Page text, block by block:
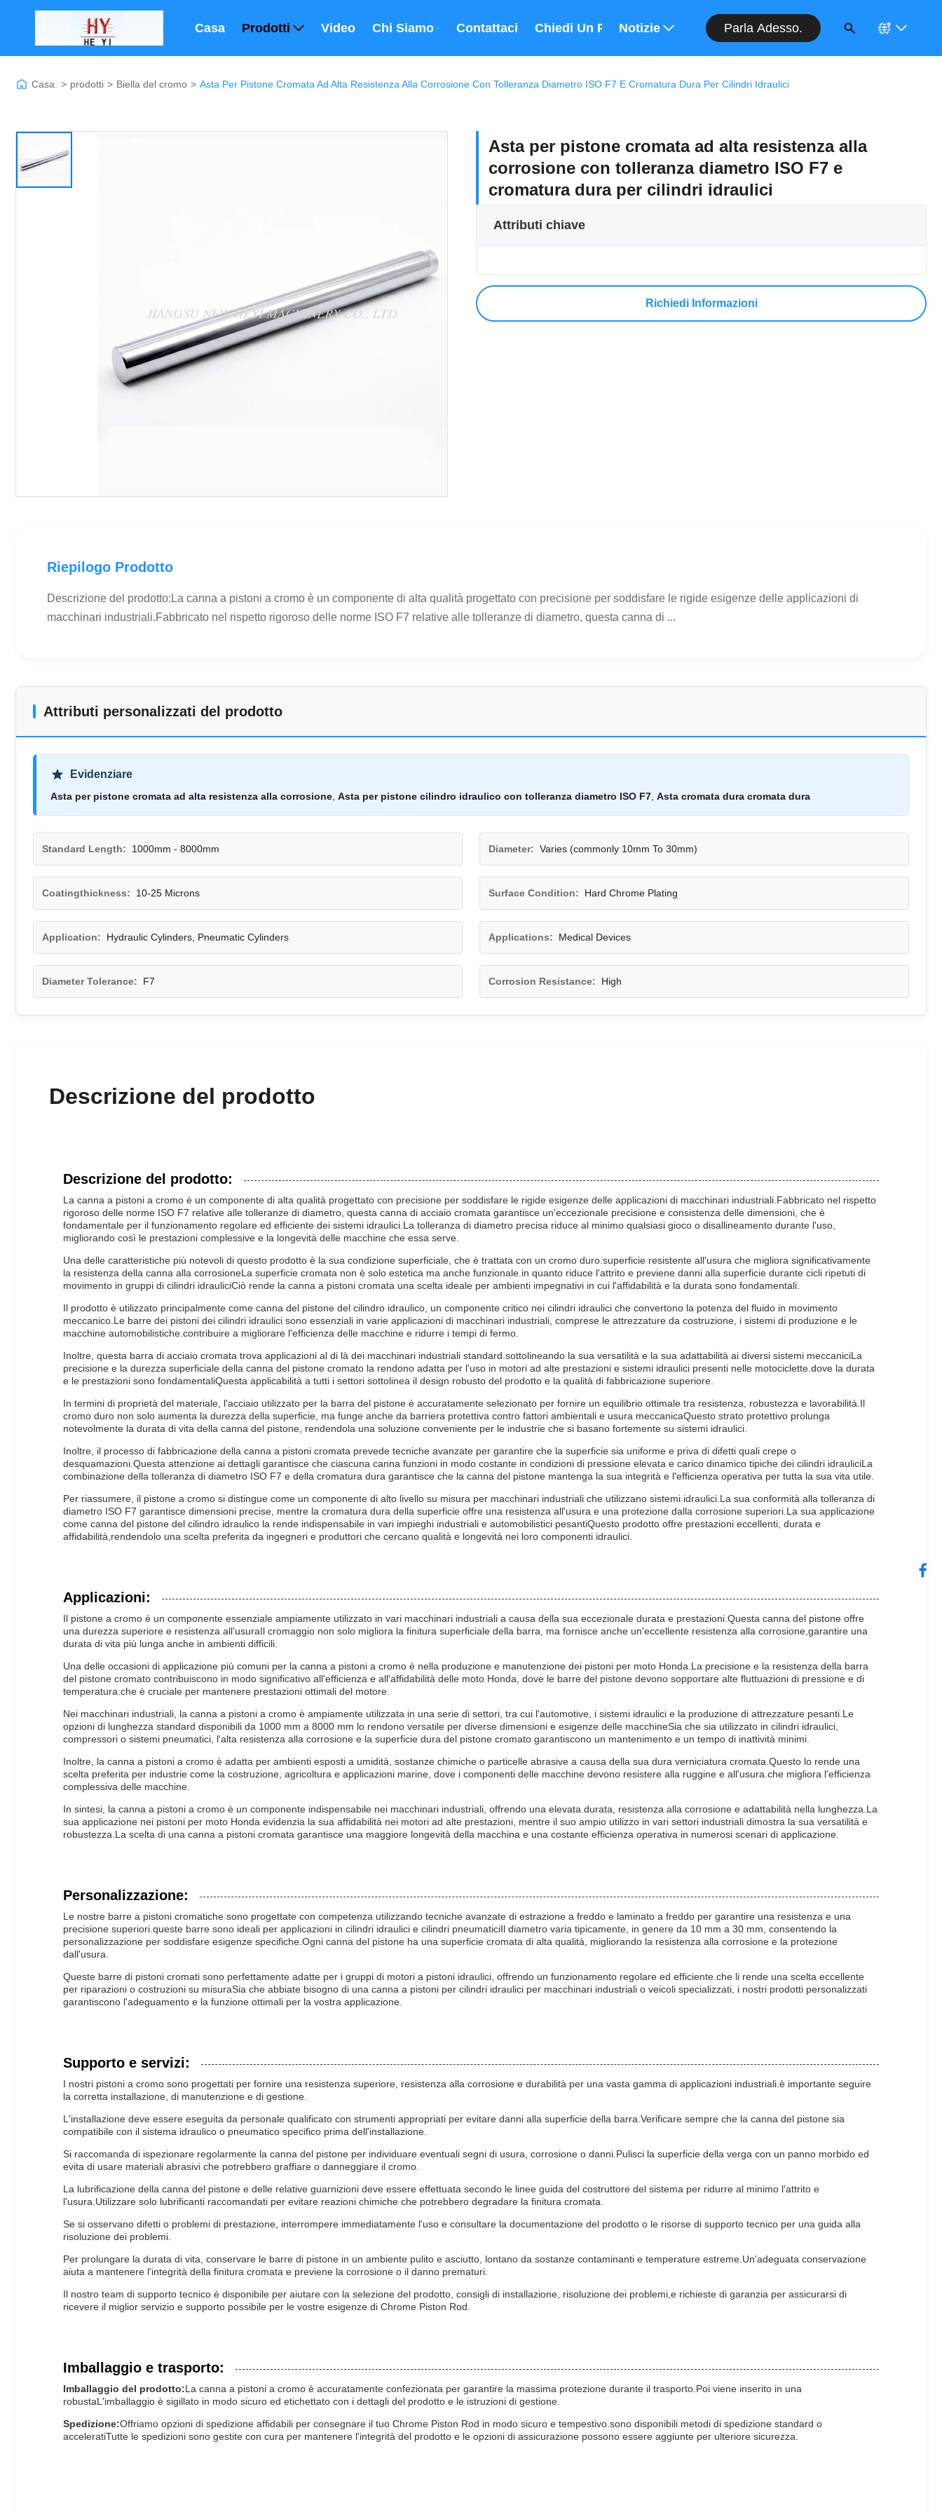
Casa Prodotti Video Chi Siamo Contattaci Chiedi Un Preventivo
Notizie Parla Adesso.
Casa. > prodotti > Biella del cromo > Asta Per Pistone Cromata Ad Alta Resistenza Alla Corrosione Con Tolleranza Diametro ISO F7 E Cromatura Dura Per Cilindri Idraulici
Asta per pistone cromata ad alta resistenza alla
corrosione con tolleranza diametro ISO F7 e
cromatura dura per cilindri idraulici
Attributi chiave
Richiedi Informazioni
Riepilogo Prodotto
Descrizione del prodotto:La canna a pistoni a cromo è un componente di alta qualità progettato con precisione per soddisfare le rigide esigenze delle applicazioni di
macchinari industriali.Fabbricato nel rispetto rigoroso delle norme ISO F7 relative alle tolleranze di diametro, questa canna di ...
Attributi personalizzati del prodotto
Evidenziare
Asta per pistone cromata ad alta resistenza alla corrosione Asta per pistone cilindro idraulico con tolleranza diametro ISO F7 Asta cromata dura cromata dura
Standard Length: 1000mm - 8000mm Diameter: Varies (commonly 10mm To 30mm)
Coatingthickness: 10-25 Microns Surface Condition: Hard Chrome Plating
Application: Hydraulic Cylinders, Pneumatic Cylinders Applications: Medical Devices
Diameter Tolerance: F7 Corrosion Resistance: High
Descrizione del prodotto
Descrizione del prodotto:
La canna a pistoni a cromo è un componente di alta qualità progettato con precisione per soddisfare le rigide esigenze delle applicazioni di macchinari industriali.Fabbricato nel rispetto
rigoroso delle norme ISO F7 relative alle tolleranze di diametro, questa canna di acciaio cromata garantisce un'eccezionale precisione e consistenza delle dimensioni, che è
fondamentale per il funzionamento regolare ed efficiente dei sistemi idraulici.La tolleranza di diametro precisa riduce al minimo qualsiasi gioco o disallineamento durante l'uso,
migliorando così le prestazioni complessive e la longevità delle macchine che essa serve.
Una delle caratteristiche più notevoli di questo prodotto è la sua condizione superficiale, che è trattata con un cromo duro.superficie resistente all'usura che migliora significativamente
la resistenza della canna alla corrosioneLa superficie cromata non è solo estetica ma anche funzionale.in quanto riduce l'attrito e previene danni alla superficie durante cicli ripetuti di
movimento in gruppi di cilindri idrauliciCiò rende la canna a pistoni cromata una scelta ideale per ambienti impegnativi in cui l'affidabilità e la durata sono fondamentali.
Il prodotto è utilizzato principalmente come canna del pistone del cilindro idraulico, un componente critico nei cilindri idraulici che convertono la potenza del fluido in movimento
meccanico.Le barre dei pistoni dei cilindri idraulici sono essenziali in varie applicazioni di macchinari industriali, comprese le attrezzature da costruzione, i sistemi di produzione e le
macchine automobilistiche.contribuire a migliorare l'efficienza delle macchine e ridurre i tempi di fermo.
Inoltre, questa barra di acciaio cromata trova applicazioni al di là dei macchinari industriali standard.sottolineando la sua versatilità e la sua adattabilità ai diversi sistemi meccaniciLa
precisione e la durezza superficiale della canna del pistone cromato la rendono adatta per l'uso in motori ad alte prestazioni e sistemi idraulici presenti nelle motociclette.dove la durata
e le prestazioni sono fondamentaliQuesta applicabilità a tutti i settori sottolinea il design robusto del prodotto e la qualità di fabbricazione superiore.
In termini di proprietà del materiale, l'acciaio utilizzato per la barra del pistone è accuratamente selezionato per fornire un equilibrio ottimale tra resistenza, robustezza e lavorabilità.Il
cromo duro non solo aumenta la durezza della superficie, ma funge anche da barriera protettiva contro fattori ambientali e usura meccanicaQuesto strato protettivo prolunga
notevolmente la durata di vita della canna del pistone, rendendola una soluzione conveniente per le industrie che si basano fortemente su sistemi idraulici.
Inoltre, il processo di fabbricazione della canna a pistoni cromata prevede tecniche avanzate per garantire che la superficie sia uniforme e priva di difetti quali crepe o
desquamazioni.Questa attenzione ai dettagli garantisce che ciascuna canna funzioni in modo costante in condizioni di pressione elevata e carico dinamico tipiche dei cilindri idrauliciLa
combinazione della tolleranza di diametro ISO F7 e della cromatura dura garantisce che la canna del pistone mantenga la sua integrità e l'efficienza operativa per tutta la sua vita utile.
Per riassumere, il pistone a cromo si distingue come un componente di alto livello su misura per macchinari industriali che utilizzano sistemi idraulici.La sua conformità alla tolleranza di
diametro ISO F7 garantisce dimensioni precise, mentre la cromatura dura della superficie offre una resistenza all'usura e una protezione dalla corrosione superiori.La sua applicazione
come canna del pistone del cilindro idraulico la rende indispensabile in vari impieghi industriali e automobilistici pesantiQuesto prodotto offre prestazioni eccellenti, durata e
affidabilità,rendendolo una scelta preferita da ingegneri e produttori che cercano qualità e longevità nei loro componenti idraulici.
Applicazioni:
Il pistone a cromo è un componente essenziale ampiamente utilizzato in vari macchinari industriali a causa della sua eccezionale durata e prestazioni.Questa canna del pistone offre
una durezza superiore e resistenza all'usuraIl cromaggio non solo migliora la finitura superficiale della barra, ma fornisce anche un'eccellente resistenza alla corrosione,garantire una
durata di vita più lunga anche in ambienti difficili.
Una delle occasioni di applicazione più comuni per la canna a pistoni a cromo è nella produzione e manutenzione dei pistoni per moto Honda.La precisione e la resistenza della barra
del pistone cromato contribuiscono in modo significativo all'efficienza e all'affidabilità delle moto Honda, dove le barre del pistone devono sopportare alte fluttuazioni di pressione e di
temperatura.che è cruciale per mantenere prestazioni ottimali del motore.
Nei macchinari industriali, la canna a pistoni a cromo è ampiamente utilizzata in una serie di settori, tra cui l'automotive, i sistemi idraulici e la produzione di attrezzature pesanti.Le
opzioni di lunghezza standard disponibili da 1000 mm a 8000 mm lo rendono versatile per diverse dimensioni e esigenze delle macchineSia che sia utilizzato in cilindri idraulici,
compressori o sistemi pneumatici, l'alta resistenza alla corrosione e la superficie dura del pistone cromato garantiscono un mantenimento e un tempo di inattività minimi.
Inoltre, la canna a pistoni a cromo è adatta per ambienti esposti a umidità, sostanze chimiche o particelle abrasive a causa della sua dura verniciatura cromata.Questo lo rende una
scelta preferita per industrie come la costruzione, agricoltura e applicazioni marine, dove i componenti delle macchine devono resistere alla ruggine e all'usura.che migliora l'efficienza
complessiva delle macchine.
In sintesi, la canna a pistoni a cromo è un componente indispensabile nei macchinari industriali, offrendo una elevata durata, resistenza alla corrosione e adattabilità nella lunghezza.La
sua applicazione nei pistoni per moto Honda evidenzia la sua affidabilità nei motori ad alte prestazioni, mentre il suo ampio utilizzo in vari settori industriali dimostra la sua versatilità e
robustezza.La scelta di una canna a pistoni cromata garantisce una maggiore longevità della macchina e una costante efficienza operativa in numerosi scenari di applicazione.
Personalizzazione:
Le nostre barre a pistoni cromatiche sono progettate con competenza utilizzando tecniche avanzate di estrazione a freddo e laminato a freddo per garantire una resistenza e una
precisione superiori.queste barre sono ideali per applicazioni in cilindri idraulici e cilindri pneumaticiIl diametro varia tipicamente, in genere da 10 mm a 30 mm, consentendo la
personalizzazione per soddisfare esigenze specifiche.Ogni canna del pistone ha una superficie cromata di alta qualità, migliorando la resistenza alla corrosione e la protezione
dall'usura.
Queste barre di pistoni cromati sono perfettamente adatte per i gruppi di motori a pistoni idraulici, offrendo un funzionamento regolare ed efficiente.che li rende una scelta eccellente
per riparazioni o costruzioni su misuraSia che abbiate bisogno di una canna a pistoni per cilindri idraulici per macchinari industriali o veicoli specializzati, i nostri prodotti personalizzati
garantiscono l'adeguamento e la funzione ottimali per la vostra applicazione.
Supporto e servizi:
I nostri pistoni a cromo sono progettati per fornire una resistenza superiore, resistenza alla corrosione e durabilità per una vasta gamma di applicazioni industriali.è importante seguire
la corretta installazione, di manutenzione e di gestione.
L'installazione deve essere eseguita da personale qualificato con strumenti appropriati per evitare danni alla superficie della barra.Verificare sempre che la canna del pistone sia
compatibile con il sistema idraulico o pneumatico specifico prima dell'installazione.
Si raccomanda di ispezionare regolarmente la canna del pistone per individuare eventuali segni di usura, corrosione o danni.Pulisci la superficie della verga con un panno morbido ed
evita di usare materiali abrasivi che potrebbero graffiare o danneggiare il cromo.
La lubrificazione della canna del pistone e delle relative guarnizioni deve essere effettuata secondo le linee guida del costruttore del sistema per ridurre al minimo l'attrito e
l'usura.Utilizzare solo lubrificanti raccomandati per evitare reazioni chimiche che potrebbero degradare la finitura cromata.
Se si osservano difetti o problemi di prestazione, interrompere immediatamente l'uso e consultare la documentazione del prodotto o le risorse di supporto tecnico per una guida alla
risoluzione dei problemi.
Per prolungare la durata di vita, conservare le barre di pistone in un ambiente pulito e asciutto, lontano da sostanze contaminanti e temperature estreme.Un'adeguata conservazione
aiuta a mantenere l'integrità della finitura cromata e previene la corrosione o il danno prematuri.
Il nostro team di supporto tecnico è disponibile per aiutare con la selezione del prodotto, consigli di installazione, risoluzione dei problemi,e richieste di garanzia per assicurarsi di
ricevere il miglior servizio e supporto possibile per le vostre esigenze di Chrome Piston Rod.
Imballaggio e trasporto:
Imballaggio del prodotto:La canna a pistoni a cromo è accuratamente confezionata per garantire la massima protezione durante il trasporto.Poi viene inserito in una
robustaL'imballaggio è sigillato in modo sicuro ed etichettato con i dettagli del prodotto e le istruzioni di gestione.
Spedizione:Offriamo opzioni di spedizione affidabili per consegnare il tuo Chrome Piston Rod in modo sicuro e tempestivo.sono disponibili metodi di spedizione standard o
acceleratiTutte le spedizioni sono gestite con cura per mantenere l'integrità del prodotto e le opzioni di assicurazione possono essere aggiunte per ulteriore sicurezza.